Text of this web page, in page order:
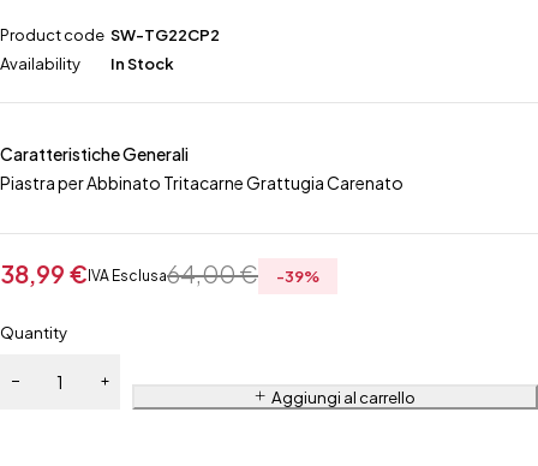
Product code SW-TG22CP2
Availability
In Stock
Caratteristiche Generali
Piastra per Abbinato Tritacarne Grattugia Carenato
64,00€
38,99 € IVA Esclusa -39%
Quantity
Aggiungi al carrello